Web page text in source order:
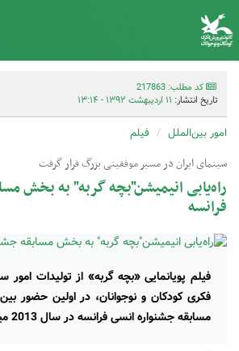
کد مطلب: 217863
تاریخ انتشار: ۱۱ اردیبهشت ۱۳۹۲ - ۱۳:۱۴
امور بین‌الملل فیلم
سینمای ایران در مسیر موفقیتی بزرگ قرار گرفت
راه‌یابی انیمیشن"بچه گربه" به بخش
فرانسه
فیلم پویانمایی «بچه‌ گربه» از تولیدات امور
فکری کودکان و نوجوانان، در اولین حضور
مسابقه جشنواره انسی فرانسه در سال 2013 میلادی راه یافته است.